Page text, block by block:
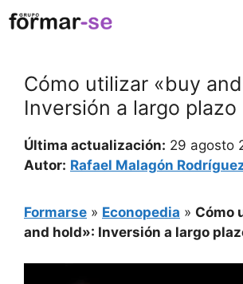
Saltar
al
Cómo utilizar «buy
Inversión a largo plazo
Última actualización: 29 agosto
Autor: Rafael Malagón
Formarse » Econopedia » Cómo
and hold»: Inversión a largo